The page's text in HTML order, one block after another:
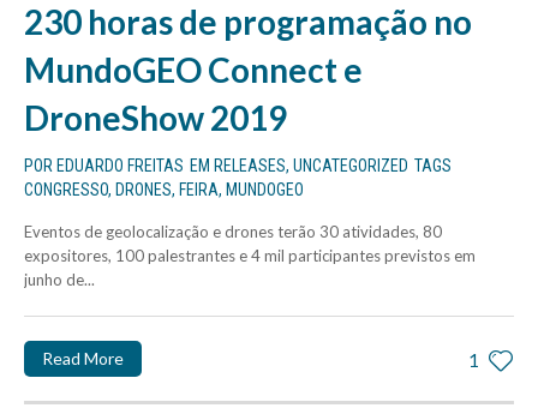
230 horas de programação no
MundoGEO Connect e
DroneShow 2019
POR EDUARDO FREITAS EM RELEASES, UNCATEGORIZED TAGS
CONGRESSO, DRONES, FEIRA, MUNDOGEO
Eventos de geolocalização e drones terão 30 atividades, 80
expositores, 100 palestrantes e 4 mil participantes previstos em
junho de...
1
Read More